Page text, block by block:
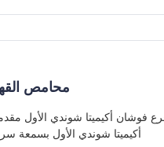
محامص
أكيميتا شوندي الأول بسمعة